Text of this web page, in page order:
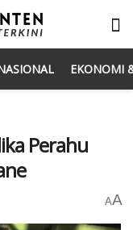
EKONOMI
Perahu
AA